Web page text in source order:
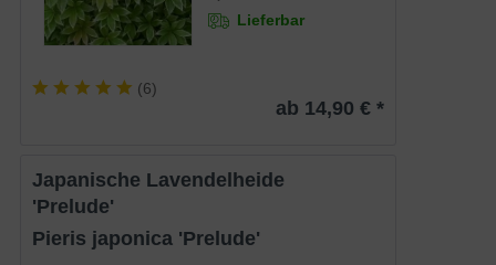
Lieferbar
(6)
ab 14,90 € *
Japanische Lavendelheide
'Prelude'
Pieris japonica 'Prelude'